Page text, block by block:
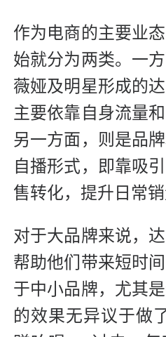
作为电商的主要业
始就分为两类。一
薇娅及明星形成的
主要依靠自身流量
另一方面，则是品
自播形式，即靠吸
售转化，提升日常销
对于大品牌来说，
帮助他们带来短时
于中小品牌，尤其
的效果无异议于做